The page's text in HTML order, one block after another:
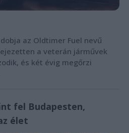
az Oldtimer Fuel nevű
a veterán járművek
és két évig megőrzi
fel Budapesten,
élet